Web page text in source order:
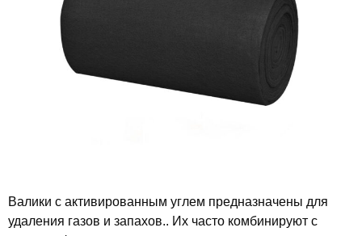
Валики с активированным углем предназначены для
удаления газов и запахов.. Их часто комбинируют с